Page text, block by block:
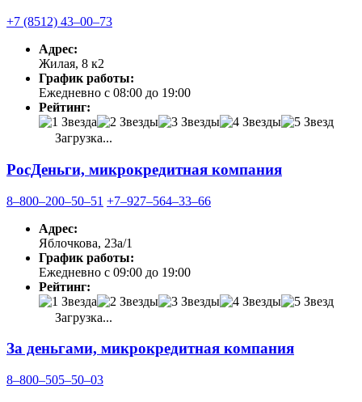
+7 (8512) 43‒00‒73
Адрес:
Жилая, 8 к2
График работы:
Ежедневно с 08:00 до 19:00
Рейтинг:
Загрузка...
РосДеньги, микрокредитная компания
8‒800‒200‒50‒51 +7‒927‒564‒33‒66
Адрес:
Яблочкова, 23а/1
График работы:
Ежедневно с 09:00 до 19:00
Рейтинг:
Загрузка...
За деньгами, микрокредитная компания
8‒800‒505‒50‒03